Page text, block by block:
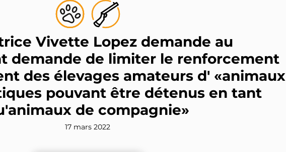
Vivette Lopez demande au
demande de limiter le renforcement
des élevages amateurs d' «animaux
pouvant être détenus en tant
de compagnie»
17 mars 2022